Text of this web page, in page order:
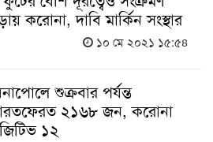
করোনা, দাবি মার্কিন সংস্থার
১০ মে ২০২১ ১৫:৫৪
শুক্রবার পর্যন্ত
২১৬৮ জন, করোনা
১২